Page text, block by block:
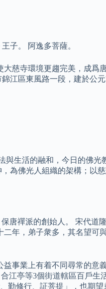
子。 阿逸多菩薩。
慈寺環境更趨完美，成
江區東風路一段，建於公
生活的融和，今日的佛
為佛光人組織的架構；以
唐禪派的創始人。 宋代
年，弟子衆多，其名望
事業上有着不同尋常的
江亭等3個街道轄區百戶
勤修行、証菩提」，也期望